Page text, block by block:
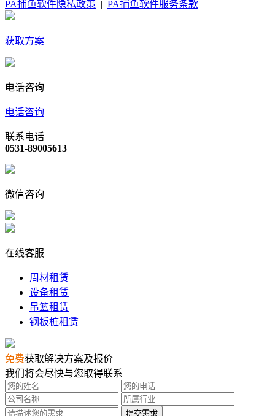
PA捕鱼软件隐私政策
PA捕鱼软件服务条款
获取方案
电话咨询
电话咨询
联系电话
0531-89005613
微信咨询
在线客服
周材租赁
设备租赁
吊篮租赁
钢板桩租赁
免费获取解决方案及报价
我们将会尽快与您取得联系
提交需求